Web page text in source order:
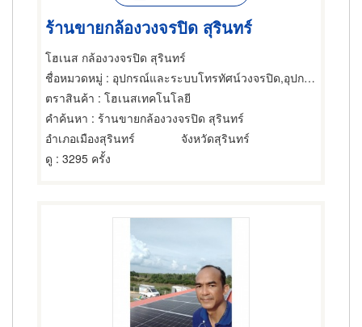
ร้านขายกล้องวงจรปิด สุรินทร์
โฮเนส กล้องวงจรปิด สุรินทร์
ชื่อหมวดหมู่ : อุปกรณ์และระบบโทรทัศน์วงจรปิด,อุปกรณ์และระบบโทรทัศน์วงจรปิด,อุปกรณ์และระบบรักษาความปลอดภัย
ตราสินค้า : โฮเนสเทคโนโลยี
คำค้นหา : ร้านขายกล้องวงจรปิด สุรินทร์
อำเภอเมืองสุรินทร์
จังหวัดสุรินทร์
ดู : 3295 ครั้ง